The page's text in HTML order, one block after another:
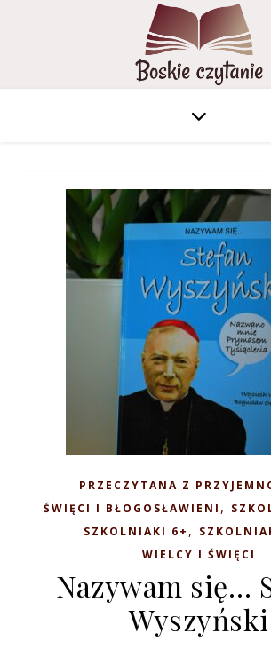
PRZECZYTANA Z
ŚWIĘCI I BŁOGOSŁAWIENI ,
SZKOLNIAKI 6+ ,
WIELCY I ŚWIĘCI
Nazywam się…
Wyszyński